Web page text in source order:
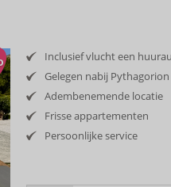
Inclusief vlucht een
Gelegen nabij Pythagorion
Adembenemende locatie
Frisse appartementen
Persoonlijke service